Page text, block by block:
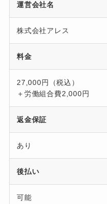
運営会社名
株式会社アレス
料金
27,000円（税込）
＋労働組合費2,000円
返金保証
あり
後払い
可能